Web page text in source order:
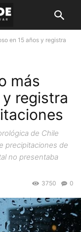
en 15 años y registra
más
registra
de Chile
precipitaciones de
no presentaba
0
3750